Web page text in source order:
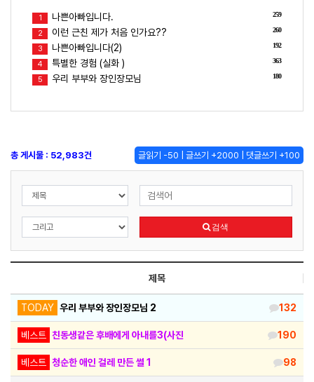
259
1 나쁜아빠입니다.
260
2 이런 근친 제가 처음 인가요??
192
3 나쁜아빠입니다(2)
363
4 특별한 경험 (실화 )
180
5 우리 부부와 장인장모님
글읽기 -50 | 글쓰기 +2000 | 댓글쓰기 +100
총 게시물 : 52,983건
검색
제목
TODAY 우리 부부와 장인장모님 2 132
베스트 친동생같은 후배에게 아내를3(사진 190
베스트 청순한 애인 걸레 만든 썰 1 98